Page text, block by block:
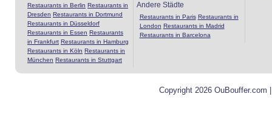
Restaurants in Berlin Restaurants in
Dresden Restaurants in Dortmund
Restaurants in Düsseldorf
Restaurants in Essen Restaurants
in Frankfurt Restaurants in Hamburg
Restaurants in Köln Restaurants in
München Restaurants in Stuttgart
Andere Städte
Restaurants in Paris Restaurants in
London Restaurants in Madrid
Restaurants in Barcelona
Copyright 2026 OuBouffer.com